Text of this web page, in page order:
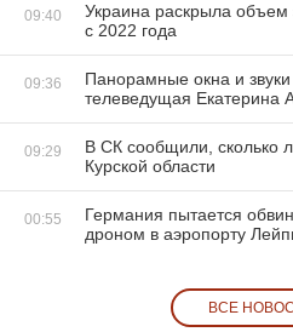
09:40
Украина раскрыла
с 2022 года
09:36
Панорамные окна и звуки
телеведущая Екатерина
09:29
В СК сообщили, сколько
Курской области
00:55
Германия пытается
дроном в аэропорту
ВСЕ